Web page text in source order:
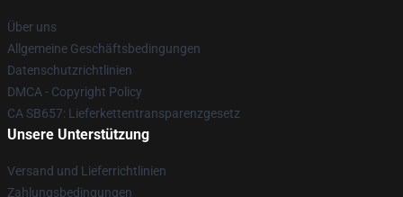
Über uns
Allgemeine Geschäftsbedingungen
Datenschutzrichtlinien
DMCA - Copyright Policy
CA SB657: Lieferkettentransparenzgesetz
Unsere Unterstützung
Versand und Lieferrichtlinien
Zahlungsbedingungen